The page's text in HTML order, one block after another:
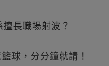
長職場射波？
球，分分鐘就請！